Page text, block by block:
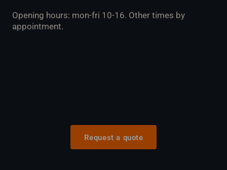
Opening hours: mon-fri 10-16. Other times by
appointment.
Request a quote